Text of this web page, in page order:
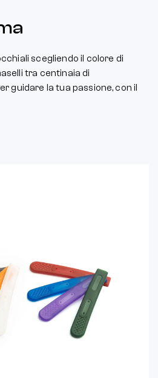
scegliendo il colore di
tra centinaia di
guidare la tua passione, con il